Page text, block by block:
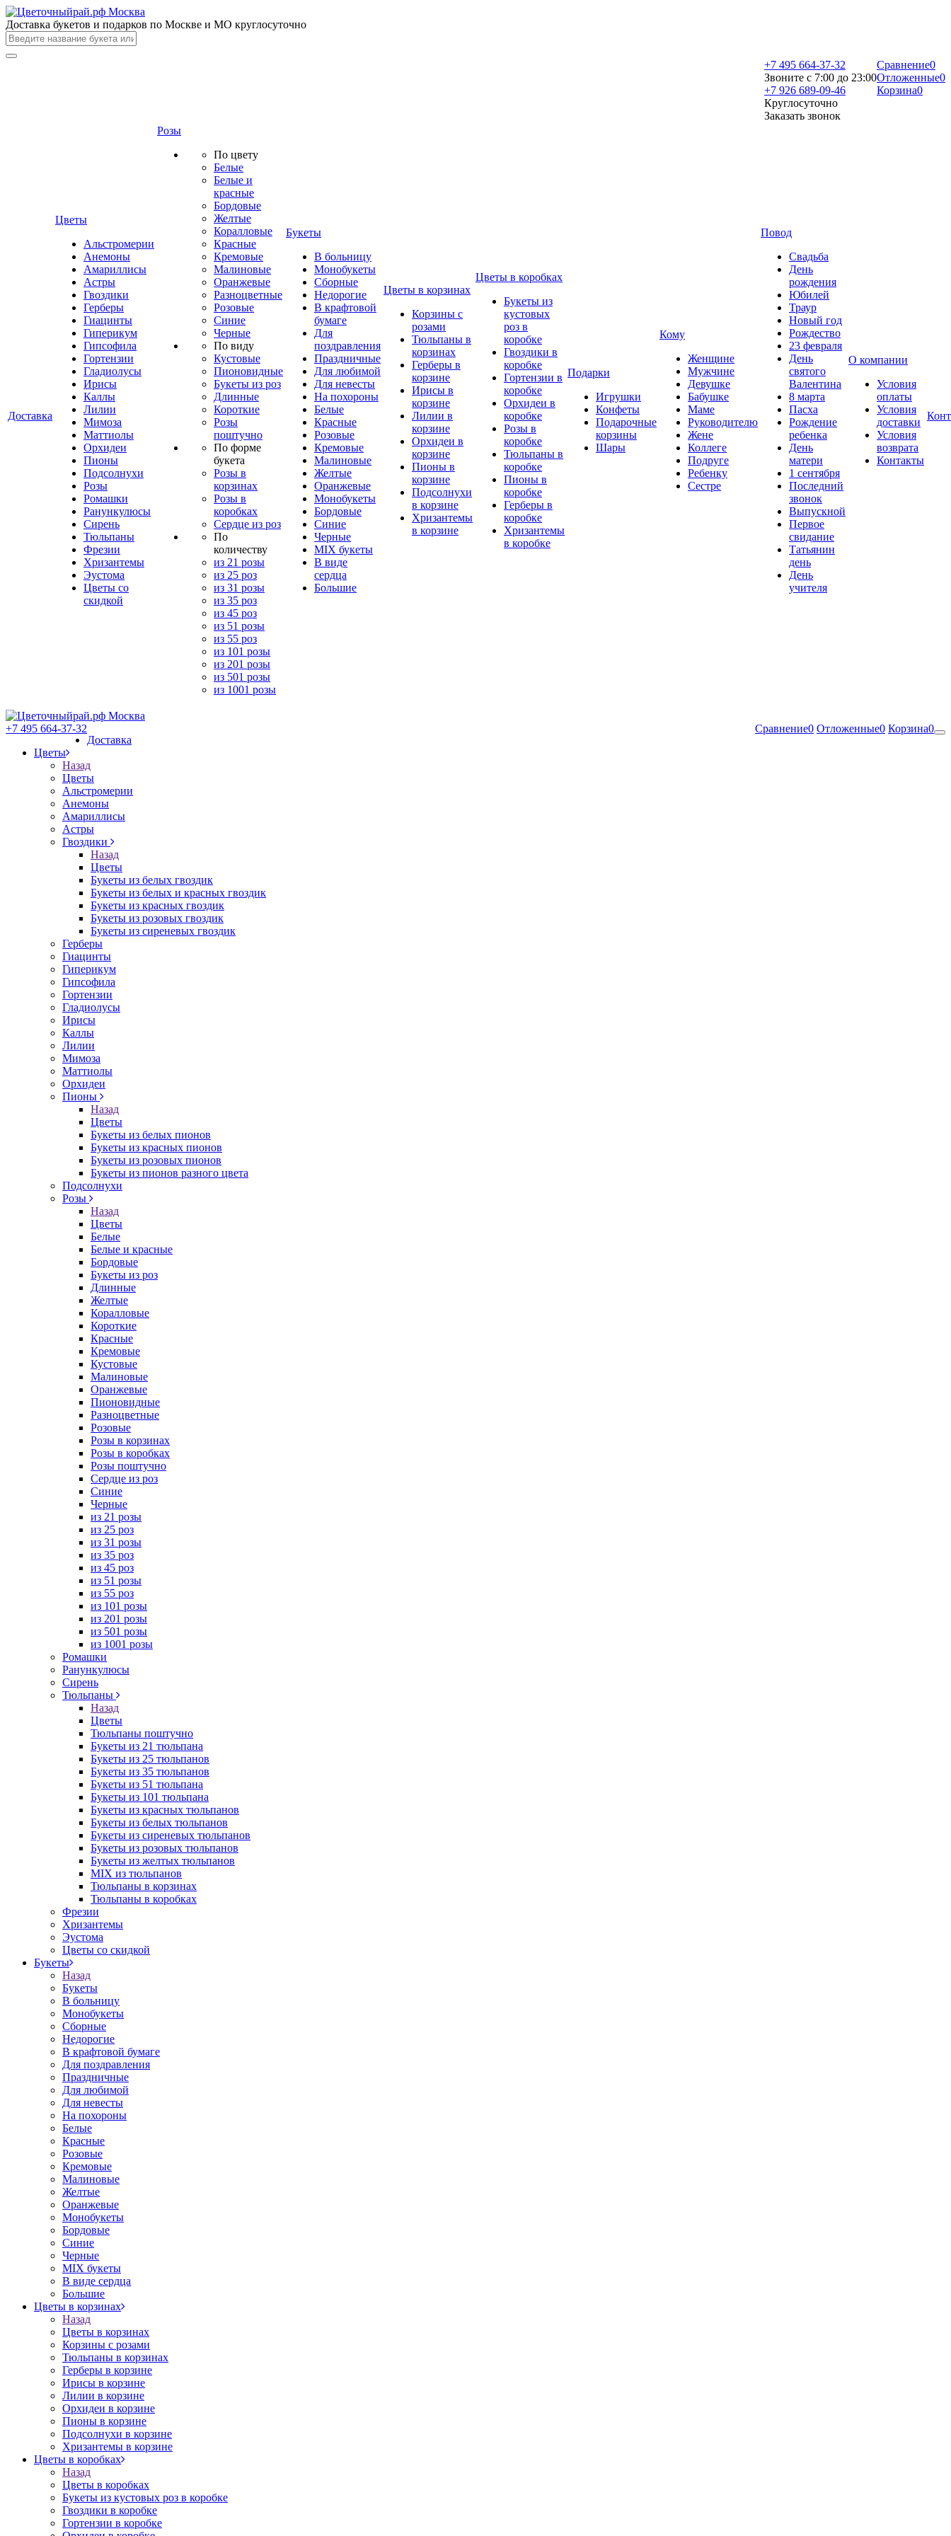
Доставка букетов и подарков по Москве и МО круглосуточно
Сравнение0
Отложенные0
Корзина0
+7 495 664-37-32
Звоните с 7:00 до 23:00
+7 926 689-09-46
Круглосуточно
Заказать звонок
Доставка
Цветы
Альстромерии
Анемоны
Амариллисы
Астры
Гвоздики
Герберы
Гиацинты
Гиперикум
Гипсофила
Гортензии
Гладиолусы
Ирисы
Каллы
Лилии
Мимоза
Маттиолы
Орхидеи
Пионы
Подсолнухи
Розы
Ромашки
Ранункулюсы
Сирень
Тюльпаны
Фрезии
Хризантемы
Эустома
Цветы со
скидкой
Розы
По цвету
Белые
Белые и
красные
Бордовые
Желтые
Коралловые
Красные
Кремовые
Малиновые
Оранжевые
Разноцветные
Розовые
Синие
Черные
По виду
Кустовые
Пионовидные
Букеты из роз
Длинные
Короткие
Розы
поштучно
По форме
букета
Розы в
корзинах
Розы в
коробках
Сердце из роз
По
количеству
из 21 розы
из 25 роз
из 31 розы
из 35 роз
из 45 роз
из 51 розы
из 55 роз
из 101 розы
из 201 розы
из 501 розы
из 1001 розы
Букеты
В больницу
Монобукеты
Сборные
Недорогие
В крафтовой
бумаге
Для
поздравления
Праздничные
Для любимой
Для невесты
На похороны
Белые
Красные
Розовые
Кремовые
Малиновые
Желтые
Оранжевые
Монобукеты
Бордовые
Синие
Черные
MIX букеты
В виде
сердца
Большие
Цветы в корзинах
Корзины с
розами
Тюльпаны в
корзинах
Герберы в
корзине
Ирисы в
корзине
Лилии в
корзине
Орхидеи в
корзине
Пионы в
корзине
Подсолнухи
в корзине
Хризантемы
в корзине
Цветы в коробках
Букеты из
кустовых
роз в
коробке
Гвоздики в
коробке
Гортензии в
коробке
Орхидеи в
коробке
Розы в
коробке
Тюльпаны в
коробке
Пионы в
коробке
Герберы в
коробке
Хризантемы
в коробке
Подарки
Игрушки
Конфеты
Подарочные
корзины
Шары
Кому
Женщине
Мужчине
Девушке
Бабушке
Маме
Руководителю
Жене
Коллеге
Подруге
Ребенку
Сестре
Повод
Свадьба
День
рождения
Юбилей
Траур
Новый год
Рождество
23 февраля
День
святого
Валентина
8 марта
Пасха
Рождение
ребенка
День
матери
1 сентября
Последний
звонок
Выпускной
Первое
свидание
Татьянин
день
День
учителя
О компании
Условия
оплаты
Условия
доставки
Условия
возврата
Контакты
+7 495 664-37-32 Сравнение0 Отложенные0 Корзина0
Доставка
Цветы
Назад
Цветы
Альстромерии
Анемоны
Амариллисы
Астры
Гвоздики
Назад
Цветы
Букеты из белых гвоздик
Букеты из белых и красных гвоздик
Букеты из красных гвоздик
Букеты из розовых гвоздик
Букеты из сиреневых гвоздик
Герберы
Гиацинты
Гиперикум
Гипсофила
Гортензии
Гладиолусы
Ирисы
Каллы
Лилии
Мимоза
Маттиолы
Орхидеи
Пионы
Назад
Цветы
Букеты из белых пионов
Букеты из красных пионов
Букеты из розовых пионов
Букеты из пионов разного цвета
Подсолнухи
Розы
Назад
Цветы
Белые
Белые и красные
Бордовые
Букеты из роз
Длинные
Желтые
Коралловые
Короткие
Красные
Кремовые
Кустовые
Малиновые
Оранжевые
Пионовидные
Разноцветные
Розовые
Розы в корзинах
Розы в коробках
Розы поштучно
Сердце из роз
Синие
Черные
из 21 розы
из 25 роз
из 31 розы
из 35 роз
из 45 роз
из 51 розы
из 55 роз
из 101 розы
из 201 розы
из 501 розы
из 1001 розы
Ромашки
Ранункулюсы
Сирень
Тюльпаны
Назад
Цветы
Тюльпаны поштучно
Букеты из 21 тюльпана
Букеты из 25 тюльпанов
Букеты из 35 тюльпанов
Букеты из 51 тюльпана
Букеты из 101 тюльпана
Букеты из красных тюльпанов
Букеты из белых тюльпанов
Букеты из сиреневых тюльпанов
Букеты из розовых тюльпанов
Букеты из желтых тюльпанов
MIX из тюльпанов
Тюльпаны в корзинах
Тюльпаны в коробках
Фрезии
Хризантемы
Эустома
Цветы со скидкой
Букеты
Назад
Букеты
В больницу
Монобукеты
Сборные
Недорогие
В крафтовой бумаге
Для поздравления
Праздничные
Для любимой
Для невесты
На похороны
Белые
Красные
Розовые
Кремовые
Малиновые
Желтые
Оранжевые
Монобукеты
Бордовые
Синие
Черные
MIX букеты
В виде сердца
Большие
Цветы в корзинах
Назад
Цветы в корзинах
Корзины с розами
Тюльпаны в корзинах
Герберы в корзине
Ирисы в корзине
Лилии в корзине
Орхидеи в корзине
Пионы в корзине
Подсолнухи в корзине
Хризантемы в корзине
Цветы в коробках
Назад
Цветы в коробках
Букеты из кустовых роз в коробке
Гвоздики в коробке
Гортензии в коробке